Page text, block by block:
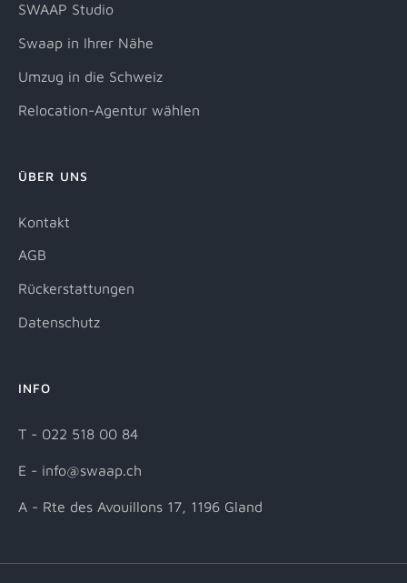
SWAAP Studio
Swaap in Ihrer Nähe
Umzug in die Schweiz
Relocation-Agentur wählen
ÜBER UNS
Kontakt
AGB
Rückerstattungen
Datenschutz
INFO
T - 022 518 00 84
E - info@swaap.ch
A - Rte des Avouillons 17, 1196 Gland